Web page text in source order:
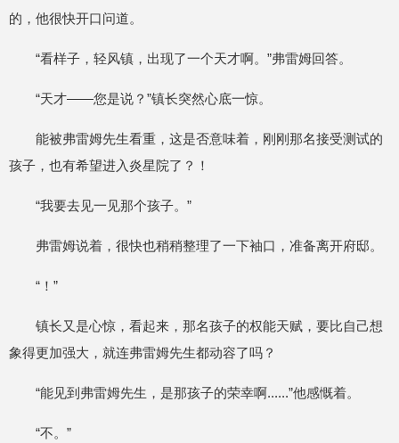
的，他很快开口问道。
“看样子，轻风镇，出现了一个天才啊。”弗雷姆回答。
“天才——您是说？”镇长突然心底一惊。
能被弗雷姆先生看重，这是否意味着，刚刚那名接受测试的
孩子，也有希望进入炎星院了？！
“我要去见一见那个孩子。”
弗雷姆说着，很快也稍稍整理了一下袖口，准备离开府邸。
“！”
镇长又是心惊，看起来，那名孩子的权能天赋，要比自己想
象得更加强大，就连弗雷姆先生都动容了吗？
“能见到弗雷姆先生，是那孩子的荣幸啊......”他感慨着。
“不。”